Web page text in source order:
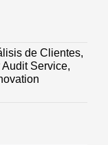
de Clientes,
Audit Service,